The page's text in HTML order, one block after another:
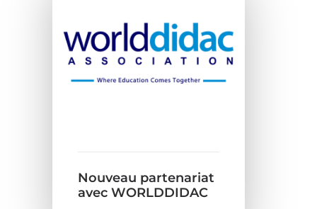
Nouveau partenariat
avec WORLDDIDAC